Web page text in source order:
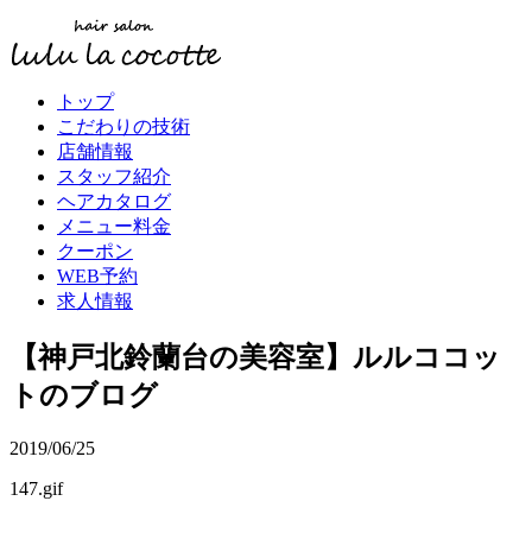
トップ
こだわりの技術
店舗情報
スタッフ紹介
ヘアカタログ
メニュー料金
クーポン
WEB予約
求人情報
【神戸北鈴蘭台の美容室】ルルココッ
トのブログ
2019/06/25
147.gif